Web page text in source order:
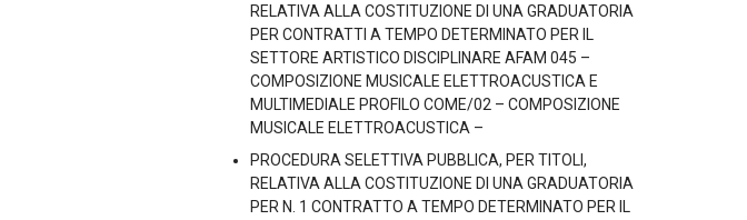
RELATIVA ALLA COSTITUZIONE DI UNA GRADUATORIA
PER CONTRATTI A TEMPO DETERMINATO PER IL
SETTORE ARTISTICO DISCIPLINARE AFAM 045 –
COMPOSIZIONE MUSICALE ELETTROACUSTICA E
MULTIMEDIALE PROFILO COME/02 – COMPOSIZIONE
MUSICALE ELETTROACUSTICA –
PROCEDURA SELETTIVA PUBBLICA, PER TITOLI,
RELATIVA ALLA COSTITUZIONE DI UNA GRADUATORIA
PER N. 1 CONTRATTO A TEMPO DETERMINATO PER IL